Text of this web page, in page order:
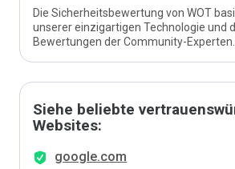
Die Sicherheitsbewertung von WOT
unserer einzigartigen Technologie und
Bewertungen der Community-Experten.
Siehe beliebte
Websites:
google.com